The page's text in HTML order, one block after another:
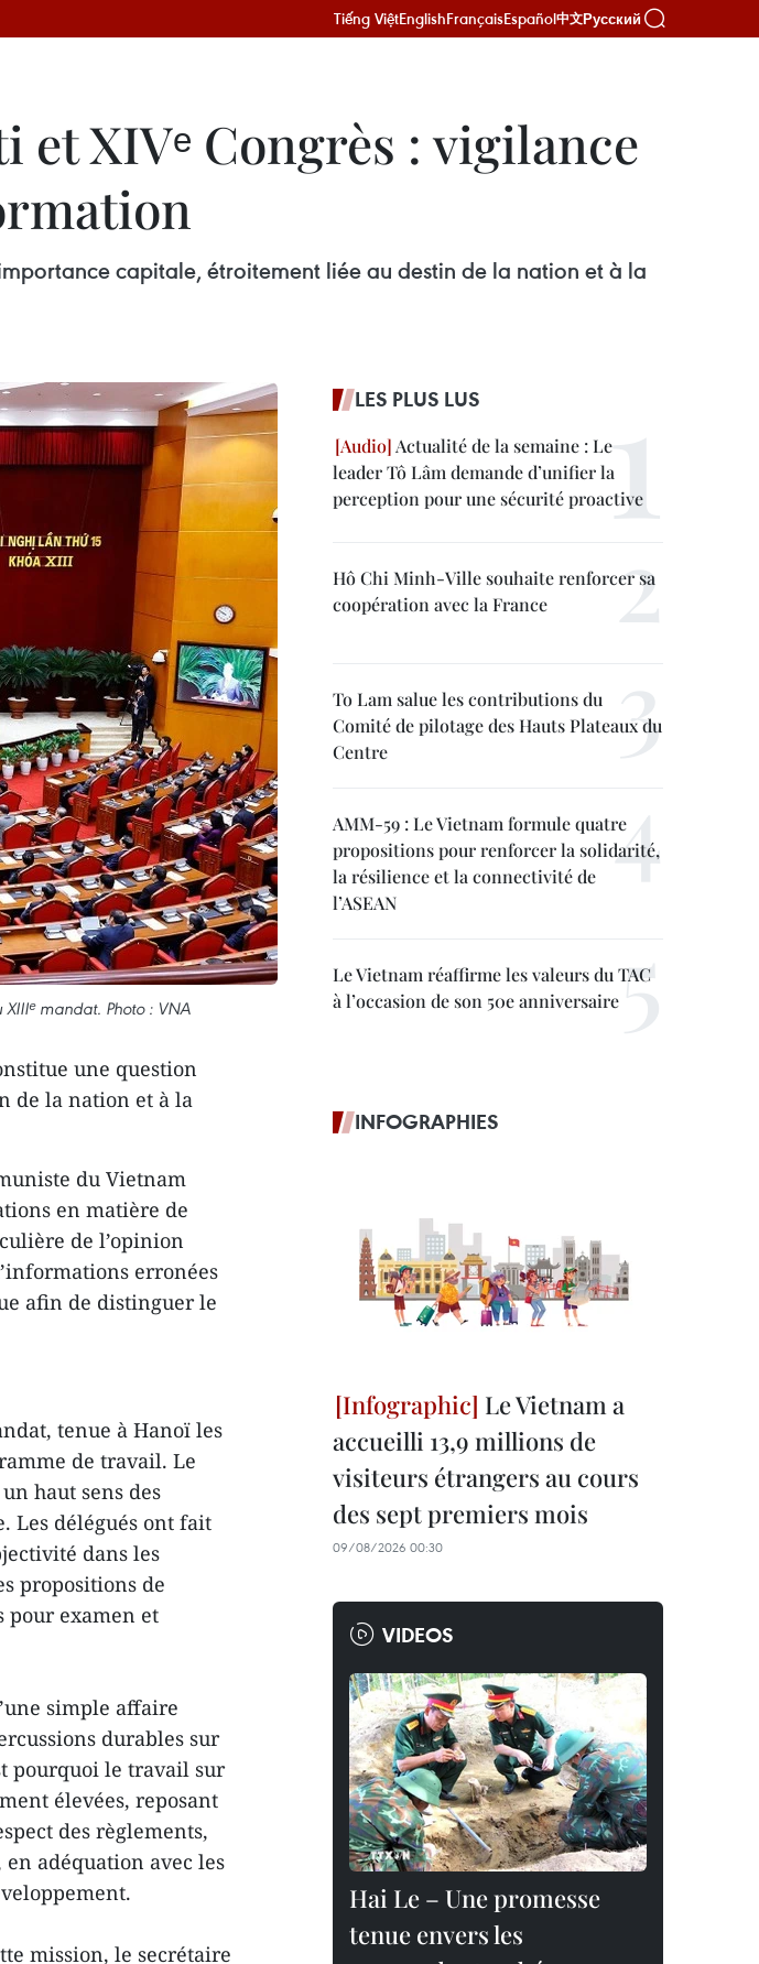
Tiếng ViệtEnglishFrançaisEspañol中文Русский
et XIVᵉ Congrès : vigilance
capitale, étroitement liée au destin de la nation et à la
mandat. Photo : VNA
une question
de la nation et à la
du Vietnam
en matière de
de l’opinion
erronées
afin de distinguer le
tenue à Hanoï les
de travail. Le
haut sens des
Les délégués ont fait
dans les
propositions de
pour examen et
simple affaire
durables sur
pourquoi le travail sur
élevées, reposant
des règlements,
adéquation avec les
mission, le secrétaire
LES PLUS LUS
Actualité de la semaine : Le
leader Tô Lâm demande d’unifier la
perception pour une sécurité proactive
Hô Chi Minh-Ville souhaite renforcer sa
coopération avec la France
To Lam salue les contributions du
Comité de pilotage des Hauts Plateaux du
Centre
AMM-59 : Le Vietnam formule quatre
propositions pour renforcer la solidarité,
la résilience et la connectivité de
l’ASEAN
Le Vietnam réaffirme les valeurs du TAC
à l’occasion de son 50e anniversaire
INFOGRAPHIES
Le Vietnam a
accueilli 13,9 millions de
visiteurs étrangers au cours
des sept premiers mois
09/08/2026 00:30
VIDEOS
Hai Le – Une promesse
tenue envers les